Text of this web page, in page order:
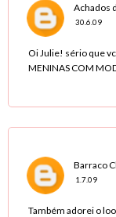
Achados
30.6.09
Oi Julie! sério que
MENINAS COM
Barraco
1.7.09
Também adorei o